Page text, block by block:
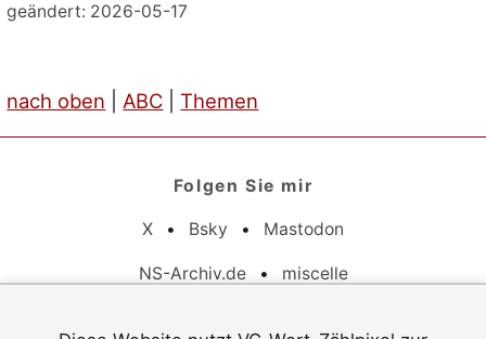
geändert: 2026-05-17
nach oben ABC |Themen
Folgen Sie mir
X • Bsky • Mastodon
NS-Archiv.de • miscelle
Pflichtangaben